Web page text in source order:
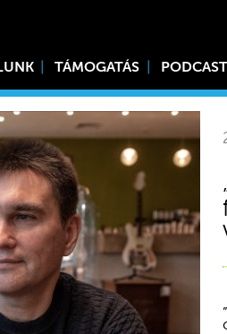
TÁMOGATÁS PODCAST